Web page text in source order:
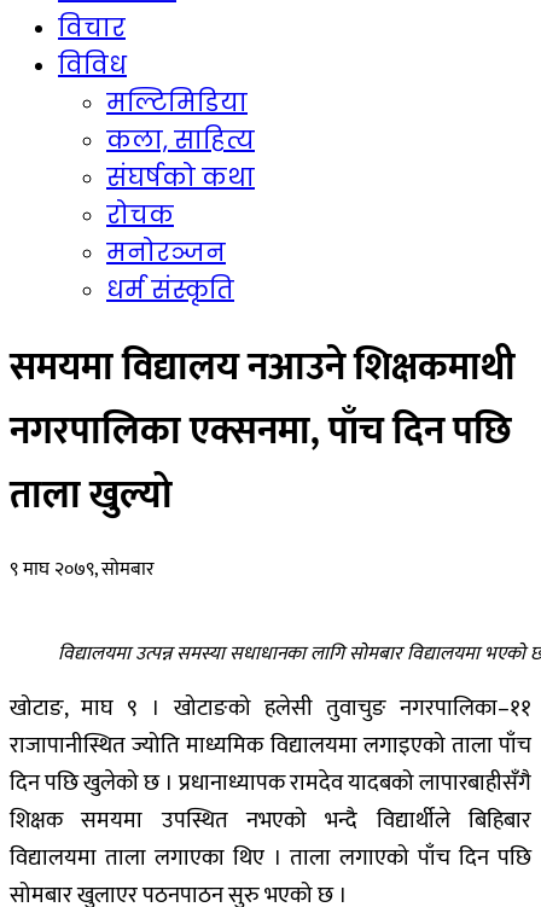
विचार
विविध
मल्टिमिडिया
कला, साहित्य
संघर्षको कथा
रोचक
मनोरञ्जन
धर्म संस्कृति
समयमा विद्यालय नआउने शिक्षकमाथी
नगरपालिका एक्सनमा, पाँच दिन पछि
ताला खुल्यो
९ माघ २०७९, सोमबार
विद्यालयमा उत्पन्न समस्या सधाधानका लागि सोमबार विद्यालयमा
खोटाङ, माघ ९ । खोटाङको हलेसी तुवाचुङ नगरपालिका–११
राजापानीस्थित ज्योति माध्यमिक विद्यालयमा लगाइएको ताला पाँच
दिन पछि खुलेको छ । प्रधानाध्यापक रामदेव यादबको लापारबाहीसँगै
शिक्षक समयमा उपस्थित नभएको भन्दै विद्यार्थीले बिहिबार
विद्यालयमा ताला लगाएका थिए । ताला लगाएको पाँच दिन पछि
सोमबार खुलाएर पठनपाठन सुरु भएको छ ।